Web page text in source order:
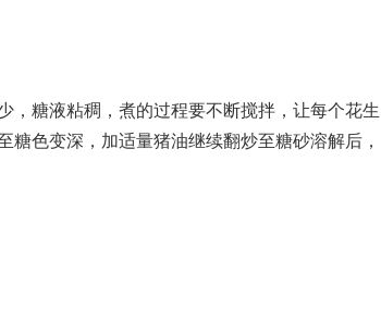
，糖液粘稠，煮的过程要不断搅拌，让每个花生
色变深，加适量猪油继续翻炒至糖砂溶解后，